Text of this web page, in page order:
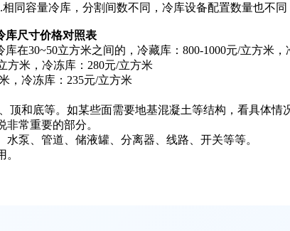
同容量冷库，分割间数不同，冷库设备配置数量也不同
库尺寸价格对照表
在30~50立方米之间的，冷藏库：800-1000元/立方米，
米，冷冻库：280元/立方米
，冷冻库：235元/立方米
和底等。如某些面需要地基混凝土等结构，看具体情
常重要的部分。
泵、管道、储液罐、分离器、线路、开关等等。